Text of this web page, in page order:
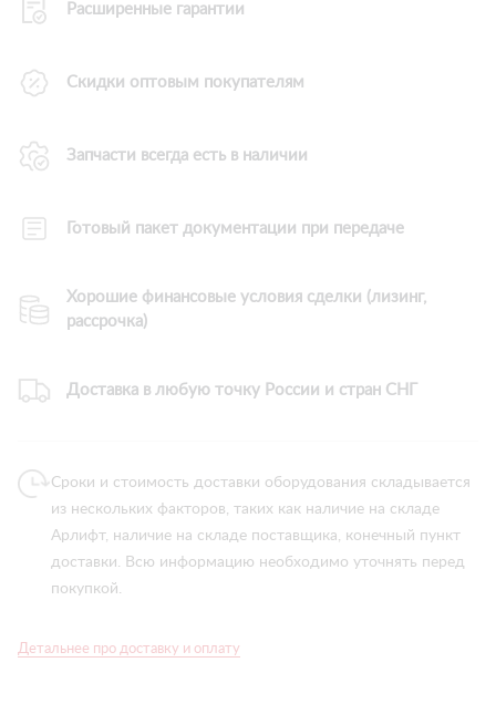
Расширенные гарантии
Скидки оптовым покупателям
Запчасти всегда есть в наличии
Готовый пакет документации при передаче
Хорошие финансовые условия сделки (лизинг,
рассрочка)
Доставка в любую точку России и стран СНГ
Сроки и стоимость доставки оборудования складывается
из нескольких факторов, таких как наличие на складе
Арлифт, наличие на складе поставщика, конечный пункт
доставки. Всю информацию необходимо уточнять перед
покупкой.
Детальнее про доставку и оплату